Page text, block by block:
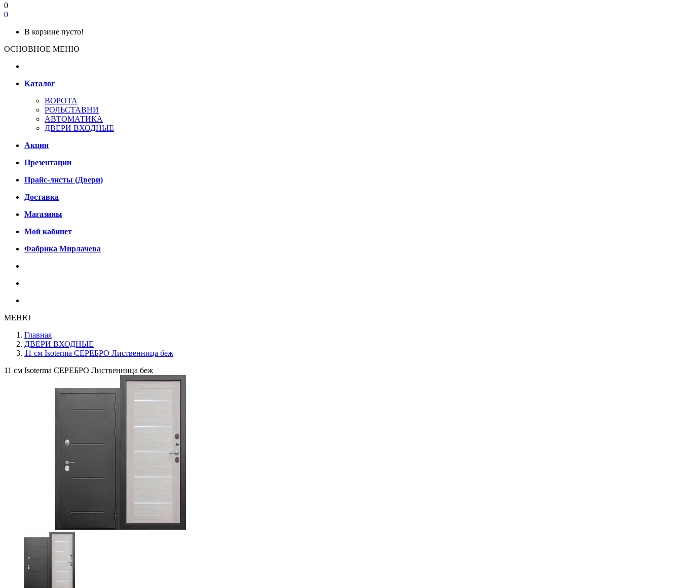
0
0
В корзине пусто!
ОСНОВНОЕ МЕНЮ
Каталог
ВОРОТА
РОЛЬСТАВНИ
АВТОМАТИКА
ДВЕРИ ВХОДНЫЕ
Акции
Презентации
Прайс-листы (Двери)
Доставка
Магазины
Мой кабинет
Фабрика Мирлачева
МЕНЮ
Главная
ДВЕРИ ВХОДНЫЕ
11 см Isoterma СЕРЕБРО Лиственница беж
11 см Isoterma СЕРЕБРО Лиственница беж